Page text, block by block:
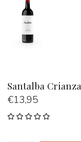
Santalba Crianza
€13,95